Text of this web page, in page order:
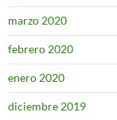
marzo 2020
febrero 2020
enero 2020
diciembre 2019